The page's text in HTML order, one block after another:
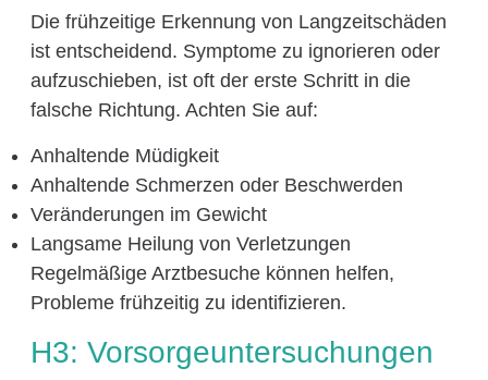
Die frühzeitige Erkennung von Langzeitschäden
ist entscheidend. Symptome zu ignorieren oder
aufzuschieben, ist oft der erste Schritt in die
falsche Richtung. Achten Sie auf:
Anhaltende Müdigkeit
Anhaltende Schmerzen oder Beschwerden
Veränderungen im Gewicht
Langsame Heilung von Verletzungen
Regelmäßige Arztbesuche können helfen,
Probleme frühzeitig zu identifizieren.
H3: Vorsorgeuntersuchungen